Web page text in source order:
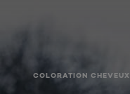
COLORATION CHEVEUX